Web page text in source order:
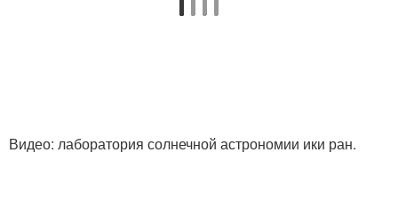
Видео: лаборатория солнечной астрономии ики ран.